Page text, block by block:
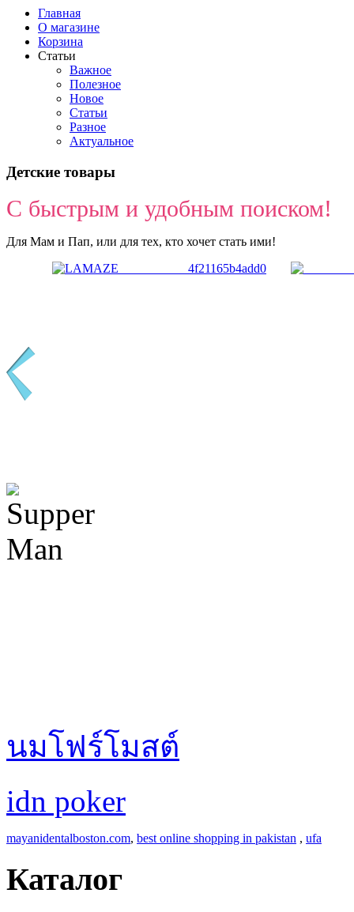
Главная
О магазине
Корзина
Статьи
Важное
Полезное
Новое
Статьи
Разное
Актуальное
Детские товары
С быстрым и удобным поиском!
Для Мам и Пап, или для тех, кто хочет стать ими!
นมโฟร์โมสต์
idn poker
mayanidentalboston.com, best online shopping in pakistan , ufa
Каталог